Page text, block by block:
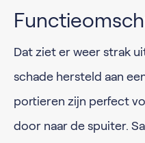
Dat ziet er weer strak
schade hersteld aan
portieren zijn perfect
door naar de spuiter.